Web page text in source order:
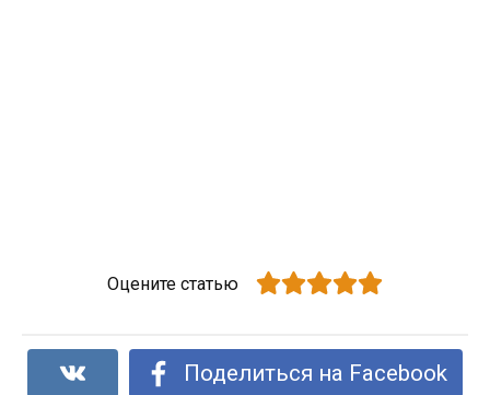
Оцените статью
Поделиться на Facebook